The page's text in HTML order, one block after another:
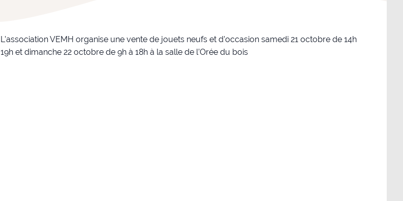
L’association VEMH organise une vente de jouets neufs et d’occasion samedi 21 octobre de 14h
19h et dimanche 22 octobre de 9h à 18h à la salle de l’Orée du bois